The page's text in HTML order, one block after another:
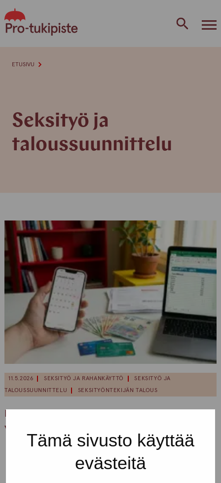
Tämä sivusto käyttää
evästeitä
to
content
Seksityö ja
taloussuunnittelu
ETUSIVU
11.5.2026 SEKSITYÖ JA RAHANKÄYTTÖ
SEKSITYÖ JA
TALOUSSUUNNITTELU
SEKSITYÖNTEKIJÄN TALOUS
Raha seksityöntekijän näkökulmasta –
vertaisvinkkejä taloudenpitoon